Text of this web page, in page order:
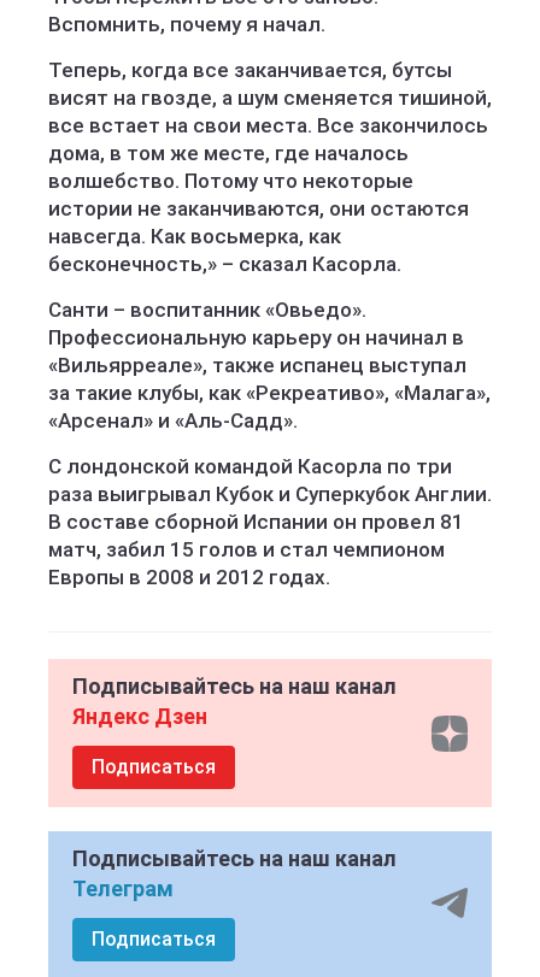
Вспомнить, почему я начал.
Теперь, когда все заканчивается, бутсы
висят на гвозде, а шум сменяется тишиной,
все встает на свои места. Все закончилось
дома, в том же месте, где началось
волшебство. Потому что некоторые
истории не заканчиваются, они остаются
навсегда. Как восьмерка, как
бесконечность,» – сказал Касорла.
Санти – воспитанник «Овьедо».
Профессиональную карьеру он начинал в
«Вильярреале», также испанец выступал
за такие клубы, как «Рекреативо», «Малага»,
«Арсенал» и «Аль-Садд».
С лондонской командой Касорла по три
раза выигрывал Кубок и Суперкубок Англии.
В составе сборной Испании он провел 81
матч, забил 15 голов и стал чемпионом
Европы в 2008 и 2012 годах.
Подписывайтесь на наш канал
Яндекс Дзен
Подписаться
Подписывайтесь на наш канал
Телеграм
Подписаться